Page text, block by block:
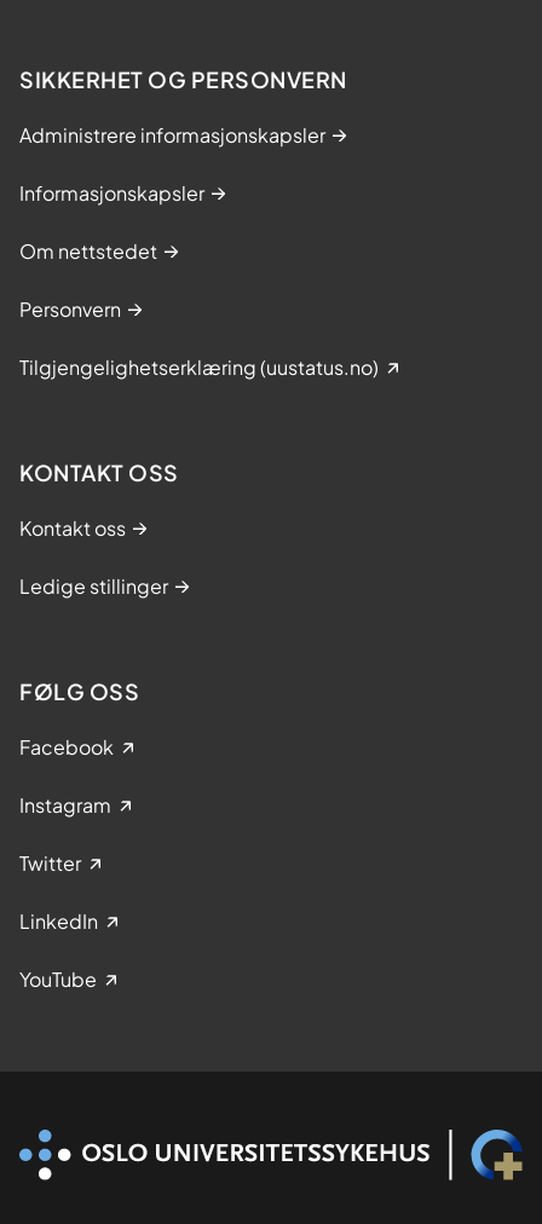
SIKKERHET OG PERSONVERN
Administrere informasjonskapsler
Informasjonskapsler
Om nettstedet
Personvern
Tilgjengelighetserklæring (uustatus.no)
KONTAKT OSS
Kontakt oss
Ledige stillinger
FØLG OSS
Facebook
Instagram
Twitter
LinkedIn
YouTube